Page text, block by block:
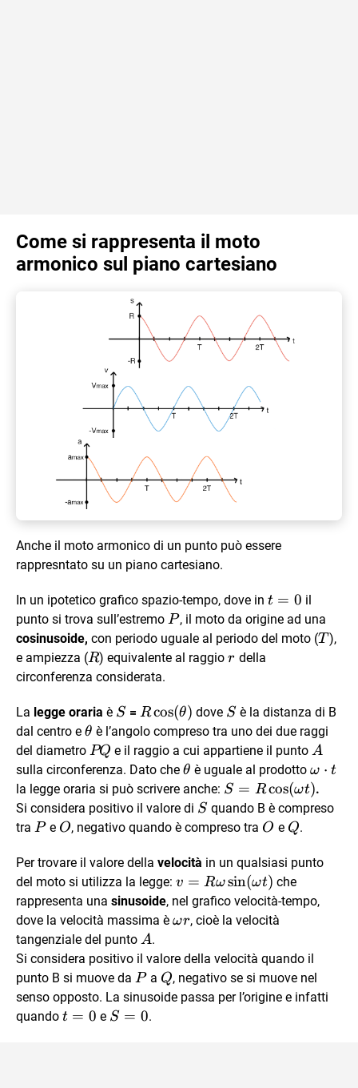
Come si rappresenta il moto
armonico sul piano cartesiano
Anche il moto armonico di un punto può essere
rappresntato su un piano cartesiano.
In un ipotetico grafico spazio-tempo, dove in t
=
0
t = 0 il
punto si trova sull’estremo P
P, il moto da origine ad una
cosinusoide, con periodo uguale al periodo del moto (T
T ),
e ampiezza (R
R) equivalente al raggior
r della
circonferenza considerata.
La legge oraria è S
S = R
\cos(\theta)
Rcos(θ) dove S
S è la distanza di B
dal centro e \theta
θ è l’angolo compreso tra uno dei due raggi
del diametro PQ
PQ e il raggio a cui appartiene il punto A
A
sulla circonferenza. Dato che \theta
θ è uguale al prodotto
\cdot t
ω ⋅ t
la legge oraria si può scrivere anche: S =
R\cos(\omega
t)
S = Rcos(ωt).
Si considera positivo il valore di S
S quando B è compreso
tra P
Pe O
O, negativo quando è compreso tra O
O e Q
Q.
Per trovare il valore della velocità in un qualsiasi punto
del moto si utilizza la legge: v =
R\omega
\sin(\omega
v = Rω sin(ωt) che
rappresenta una sinusoide, nel grafico velocità-tempo,
dove la velocità massima è \omega
ωr, cioè la velocità
tangenziale del punto A
A.
Si considera positivo il valore della velocità quando il
punto B si muove da P
Pa Q
Q, negativo se si muove nel
senso opposto. La sinusoide passa per l’origine e infatti
quando t
t = 0 e S
S = 0.